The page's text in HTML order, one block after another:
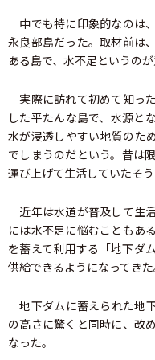
中でも特に印象的なのは
永良部島だった。取材前は
ある島で、水不足というのが
実際に訪れて初めて知っ
した平たんな島で、水源と
水が浸透しやすい地質のた
でしまうのだという。昔は
運び上げて生活していたそう
近年は水道が普及して生
には水不足に悩むこともあ
を蓄えて利用する「地下ダ
供給できるようになってきた
地下ダムに蓄えられた地
の高さに驚くと同時に、改
なった。